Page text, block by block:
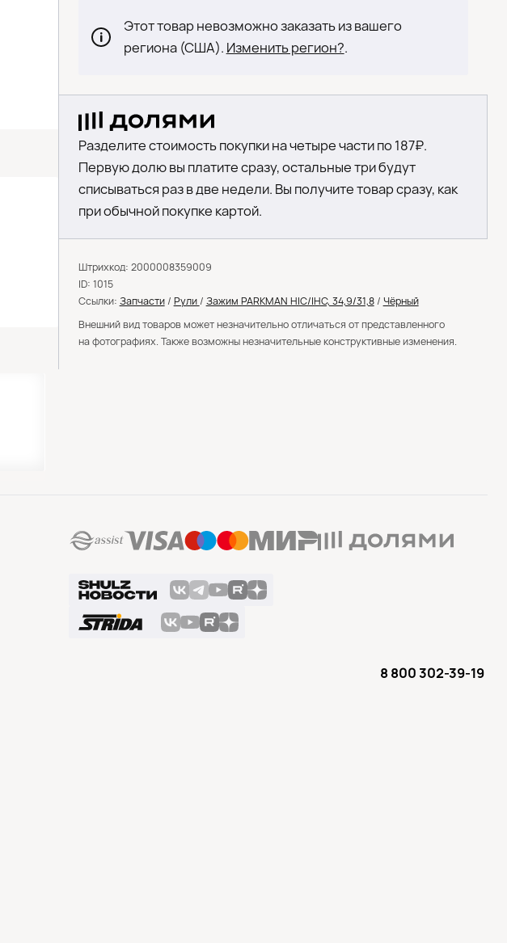
Этот товар невозможно заказать из вашего
региона (США). Изменить регион?.
Разделите стоимость покупки на четыре части по 187₽.
Первую долю вы платите сразу, остальные три будут
списываться раз в две недели. Вы получите товар сразу, как
при обычной покупке картой.
Штрихкод: 2000008359009
ID: 1015
Ссылки: Запчасти/ Рули / Зажим PARKMAN HIC/IHC, 34,9/31,8/ Чёрный
Внешний вид товаров может незначительно отличаться от представленного
на фотографиях. Также возможны незначительные конструктивные изменения.
8 800 302-39-19